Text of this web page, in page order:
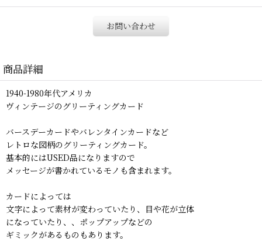
お問い合わせ
商品詳細
1940-1980年代アメリカ
ヴィンテージのグリーティングカード
バースデーカードやバレンタインカードなど
レトロな図柄のグリーティングカード。
基本的にはUSED品になりますので
メッセージが書かれているモノも含まれます。
カードによっては
文字によって素材が変わっていたり、目や花が立体
になっていたり、、ポップアップなどの
ギミックがあるものもあります。